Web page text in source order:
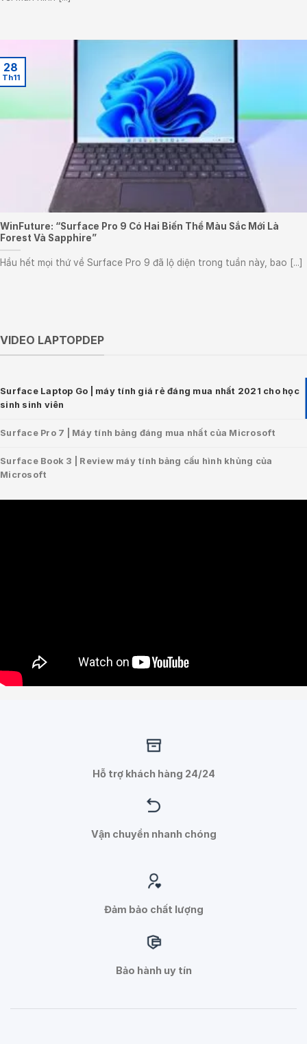
WinFuture: “Surface Pro 9 Có Hai Biến Thể Màu Sắc Mới Là
Forest Và Sapphire”
Hầu hết mọi thứ về Surface Pro 9 đã lộ diện trong tuần này, bao [...]
28
Th11
VIDEO LAPTOPDEP
Surface Laptop Go | máy tính giá rẻ đáng mua nhất 2021 cho học
sinh sinh viên
Surface Pro 7 | Máy tính bảng đáng mua nhất của Microsoft
Surface Book 3 | Review máy tính bảng cấu hình khủng của
Microsoft
Hỗ trợ khách hàng 24/24
Vận chuyển nhanh chóng
Đảm bảo chất lượng
Bảo hành uy tín